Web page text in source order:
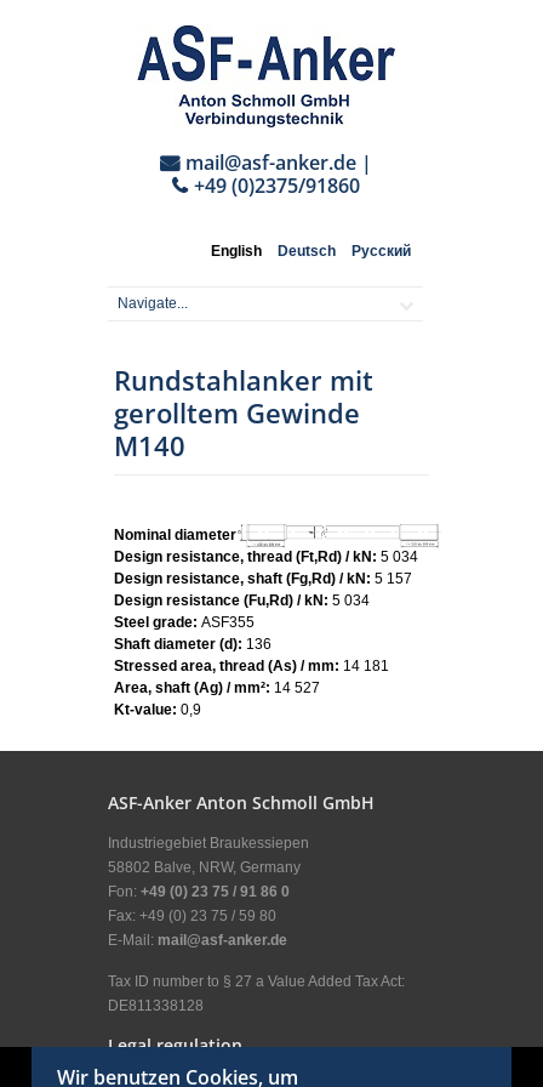
mail@asf-anker.de|
+49 (0)2375/91860
English Deutsch Русский
Rundstahlanker mit
gerolltem Gewinde
M140
Nominal diameter: M140
Design resistance, thread (Ft,Rd) / kN: 5 034
Design resistance, shaft (Fg,Rd) / kN: 5 157
Design resistance (Fu,Rd) / kN: 5 034
Steel grade: ASF355
Shaft diameter (d): 136
Stressed area, thread (As) / mm: 14 181
Area, shaft (Ag) / mm²: 14 527
Kt-value: 0,9
ASF-Anker Anton Schmoll GmbH
Industriegebiet Braukessiepen
58802 Balve, NRW, Germany
Fon: +49 (0) 23 75 / 91 86 0
Fax: +49 (0) 23 75 / 59 80
E-Mail: mail@asf-anker.de
Tax ID number to § 27 a Value Added Tax Act:
DE811338128
Legal regulation
Wir benutzen Cookies, um